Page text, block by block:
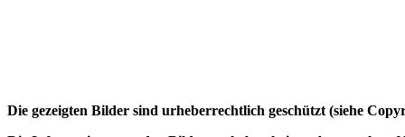
Die gezeigten Bilder sind urheberrechtlich geschützt (siehe